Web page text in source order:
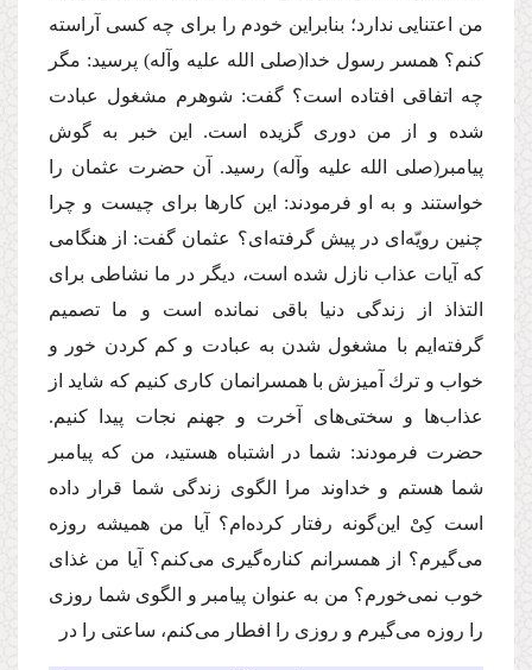
من اعتنایى ندارد؛ بنابراین خودم را براى چه كسى آراسته
كنم؟ همسر رسول خدا (صلى الله علیه وآله) پرسید: مگر
چه اتفاقى افتاده است؟ گفت: شوهرم مشغول عبادت
شده و از من دورى گزیده است. این خبر به گوش
پیامبر (صلى الله علیه وآله) رسید. آن حضرت عثمان را
خواستند و به او فرمودند: این كارها براى چیست و چرا
چنین رویّه‌اى در پیش گرفته‌اى؟ عثمان گفت: از هنگامى
كه آیات عذاب نازل شده است، دیگر در ما نشاطى براى
التذاذ از زندگى دنیا باقى نمانده است و ما تصمیم
گرفته‌ایم با مشغول شدن به عبادت و كم كردن خور و
خواب و ترك آمیزش با همسرانمان كارى كنیم كه شاید از
عذاب‌ها و سختى‌هاى آخرت و جهنم نجات پیدا كنیم.
حضرت فرمودند: شما در اشتباه هستید، من كه پیامبر
شما هستم و خداوند مرا الگوى زندگى شما قرار داده
است كِىْ این‌گونه رفتار كرده‌ام؟ آیا من همیشه روزه
مى‌گیرم؟ از همسرانم كناره‌گیرى مى‌كنم؟ آیا من غذاى
خوب نمى‌خورم؟ من به عنوان پیامبر و الگوى شما روزى
را روزه مى‌گیرم و روزى را افطار مى‌كنم، ساعتى را در